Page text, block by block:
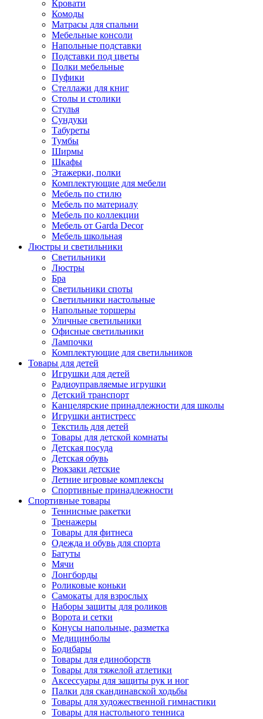
Кровати
Комоды
Матрасы для спальни
Мебельные консоли
Напольные подставки
Подставки под цветы
Полки мебельные
Пуфики
Стеллажи для книг
Столы и столики
Стулья
Сундуки
Табуреты
Тумбы
Ширмы
Шкафы
Этажерки, полки
Комплектующие для мебели
Мебель по стилю
Мебель по материалу
Мебель по коллекции
Мебель от Garda Decor
Мебель школьная
Люстры и светильники
Светильники
Люстры
Бра
Светильники споты
Светильники настольные
Напольные торшеры
Уличные светильники
Офисные светильники
Лампочки
Комплектующие для светильников
Товары для детей
Игрушки для детей
Радиоуправляемые игрушки
Детский транспорт
Канцелярские принадлежности для школы
Игрушки антистресс
Текстиль для детей
Товары для детской комнаты
Детская посуда
Детская обувь
Рюкзаки детские
Летние игровые комплексы
Спортивные принадлежности
Спортивные товары
Теннисные ракетки
Тренажеры
Товары для фитнеса
Одежда и обувь для спорта
Батуты
Мячи
Лонгборды
Роликовые коньки
Самокаты для взрослых
Наборы защиты для роликов
Ворота и сетки
Конусы напольные, разметка
Медицинболы
Бодибары
Товары для единоборств
Товары для тяжелой атлетики
Аксессуары для защиты рук и ног
Палки для скандинавской ходьбы
Товары для художественной гимнастики
Товары для настольного тенниса